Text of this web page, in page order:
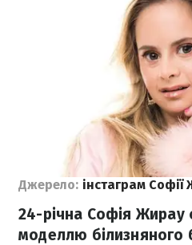
Джерело: інстаграм
24-річна Софія
моделлю білизняного